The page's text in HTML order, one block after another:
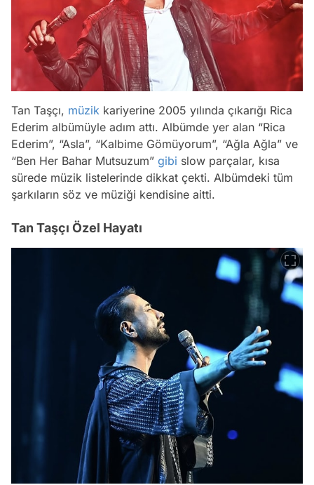
Tan Taşçı, müzik kariyerine 2005 yılında çıkarığı Rica
Ederim albümüyle adım attı. Albümde yer alan “Rica
Ederim”, “Asla”, “Kalbime Gömüyorum”, “Ağla Ağla” ve
“Ben Her Bahar Mutsuzum” gibi slow parçalar, kısa
sürede müzik listelerinde dikkat çekti. Albümdeki tüm
şarkıların söz ve müziği kendisine aitti.
Tan Taşçı Özel Hayatı